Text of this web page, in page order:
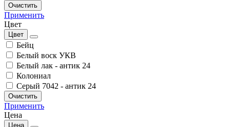
Очистить
Применить
Цвет
Цвет
Бейц
Белый воск УКВ
Белый лак - антик 24
Колониал
Серый 7042 - антик 24
Очистить
Применить
Цена
Цена